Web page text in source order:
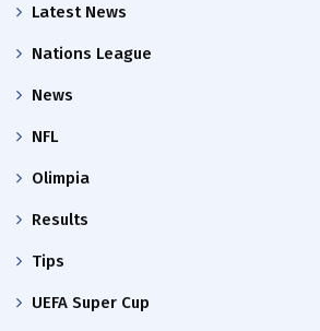
Latest News
Nations League
News
NFL
Olimpia
Results
Tips
UEFA Super Cup